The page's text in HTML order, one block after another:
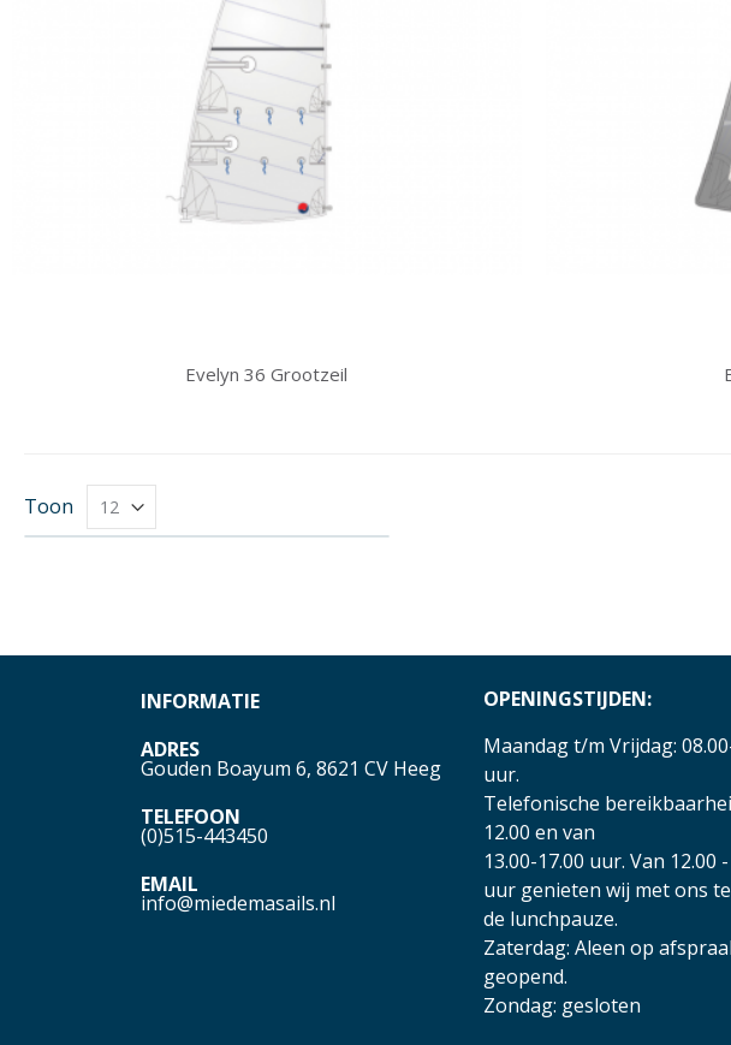
Evelyn 36 Grootzeil
Toon
INFORMATIE
ADRES
Gouden Boayum 6, 8621 CV Heeg
TELEFOON
(0)515-443450
EMAIL
info@miedemasails.nl
OPENINGSTIJDEN:
Maandag t/m Vrijdag:
uur.
Telefonische
12.00 en van
13.00-17.00 uur. Van 12.00
uur genieten wij met ons
de lunchpauze.
Zaterdag: Aleen op
geopend.
Zondag: gesloten